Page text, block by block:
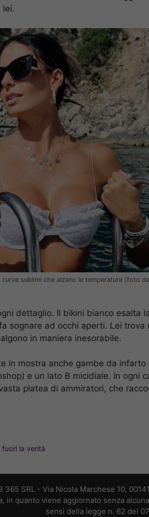
lei.
sublimi che alzano le temperature (foto
dettaglio. Il bikini bianco esalta
sognare ad occhi aperti. Lei trova
in maniera inesorabile.
in mostra anche gambe da infarto
e un lato B micidiale. In ogni
platea di ammiratori, che
la verità
SRL - Via Nicola Marchese 10,
in quanto viene aggiornato senza
sensi della legge n. 62 del